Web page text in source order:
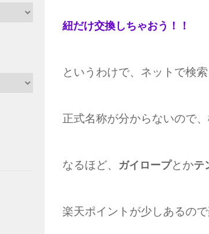
紐だけ交換しちゃおう！！
というわけで、ネットで検索
正式名称が分からないので
なるほど、 ガイロープとかテ
楽天ポイントが少しあるので